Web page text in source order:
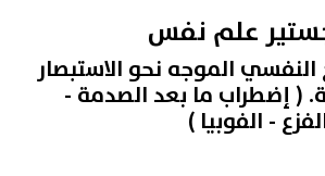
علم نفس
الموجه نحو الاستبصار
( إضطراب ما بعد الصدمة -
- الفوبيا )